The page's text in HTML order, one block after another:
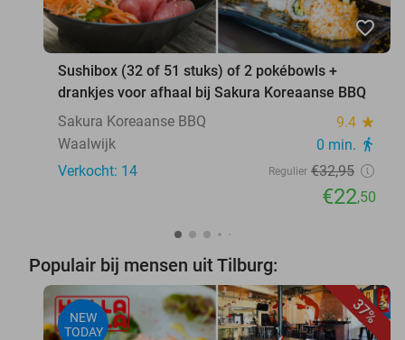
favorite_border
Sushibox (32 of 51 stuks) of 2 pokébowls +
drankjes voor afhaal bij Sakura Koreaanse BBQ
Sakura Koreaanse BBQ
9.4 star
Waalwijk 0 min. directions_walk
Verkocht: 14 Regulier €32,95
€22,50
Populair bij mensen uit Tilburg:
37%
NEW
TODAY